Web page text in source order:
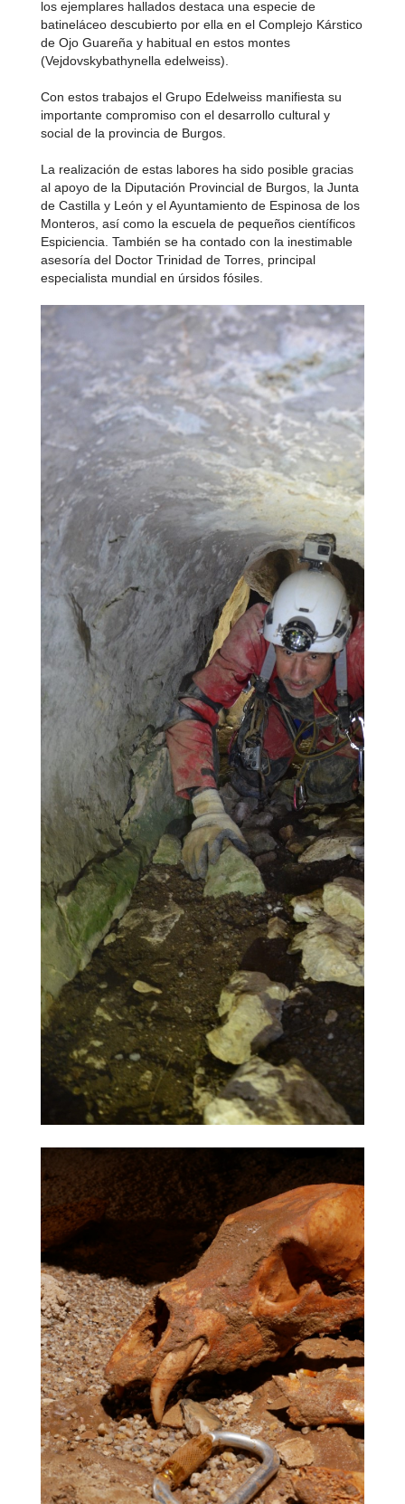
los ejemplares hallados destaca una especie de
batineláceo descubierto por ella en el Complejo Kárstico
de Ojo Guareña y habitual en estos montes
(Vejdovskybathynella edelweiss).
Con estos trabajos el Grupo Edelweiss manifiesta su
importante compromiso con el desarrollo cultural y
social de la provincia de Burgos.
La realización de estas labores ha sido posible gracias
al apoyo de la Diputación Provincial de Burgos, la Junta
de Castilla y León y el Ayuntamiento de Espinosa de los
Monteros, así como la escuela de pequeños científicos
Espiciencia. También se ha contado con la inestimable
asesoría del Doctor Trinidad de Torres, principal
especialista mundial en úrsidos fósiles.